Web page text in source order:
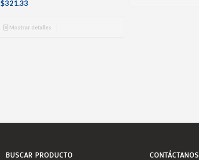
$321.33
Mostrar detalles
BUSCAR PRODUCTO CONTÁCTANOS